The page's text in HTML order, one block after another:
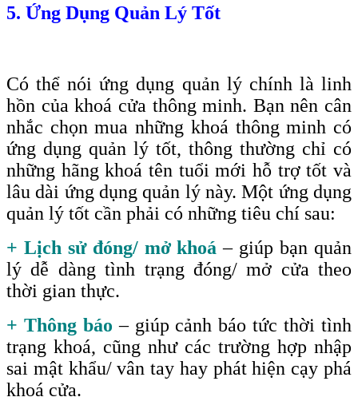
5. Ứng Dụng Quản Lý Tốt
Có thể nói ứng dụng quản lý chính là linh
hồn của khoá cửa thông minh. Bạn nên cân
nhắc chọn mua những khoá thông minh có
ứng dụng quản lý tốt, thông thường chỉ có
những hãng khoá tên tuổi mới hỗ trợ tốt và
lâu dài ứng dụng quản lý này. Một ứng dụng
quản lý tốt cần phải có những tiêu chí sau:
+ Lịch sử đóng/ mở khoá – giúp bạn quản
lý dễ dàng tình trạng đóng/ mở cửa theo
thời gian thực.
+ Thông báo – giúp cảnh báo tức thời tình
trạng khoá, cũng như các trường hợp nhập
sai mật khẩu/ vân tay hay phát hiện cạy phá
khoá cửa.